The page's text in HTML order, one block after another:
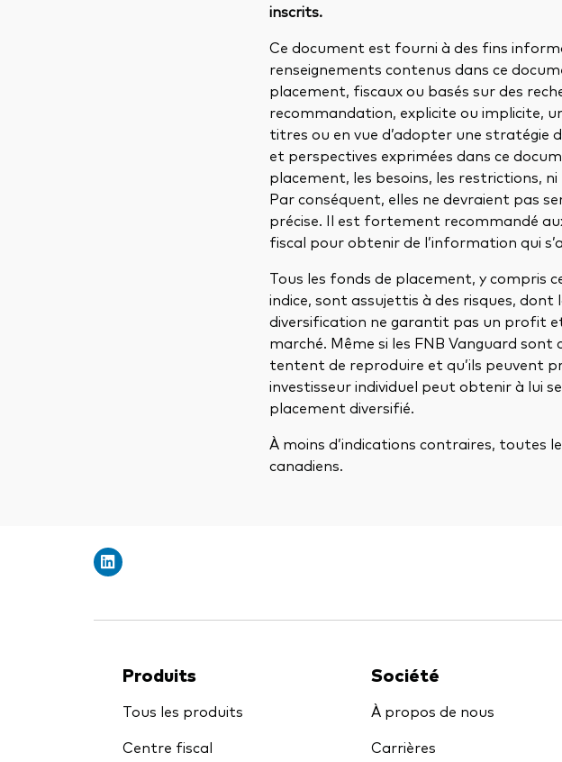
inscrits.
Ce document est fourni à des fins
renseignements contenus dans ce
placement, fiscaux ou basés sur des
recommandation, explicite ou implicite,
titres ou en vue d’adopter une stratégie
et perspectives exprimées dans ce
placement, les besoins, les restrictions,
Par conséquent, elles ne devraient pas
précise. Il est fortement recommandé
fiscal pour obtenir de l’information qui
Tous les fonds de placement, y compris
indice, sont assujettis à des risques,
diversification ne garantit pas un profit
marché. Même si les FNB Vanguard sont
tentent de reproduire et qu’ils peuvent
investisseur individuel peut obtenir à lui
placement diversifié.
À moins d’indications contraires, toutes
canadiens.
Produits
Tous les produits
Centre fiscal
Société
À propos de nous
Carrières